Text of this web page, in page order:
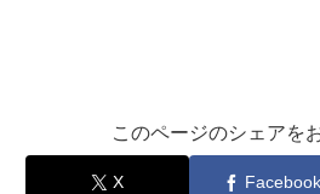
このページのシェアを
X Facebook